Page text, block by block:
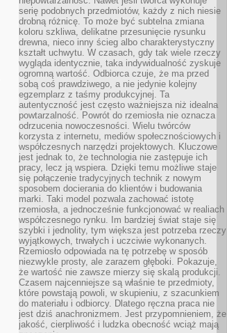
serię podobnych przedmiotów, każdy z nich niesie
drobną różnicę. To może być subtelna zmiana
koloru szkliwa, delikatne przesunięcie rysunku
drewna, nieco inny ścieg albo charakterystyczny
kształt uchwytu. W czasach, gdy tak wiele rzeczy
wygląda identycznie, taka indywidualność zyskuje
ogromną wartość. Odbiorca czuje, że ma przed
sobą coś prawdziwego, a nie jedynie kolejny
egzemplarz z taśmy produkcyjnej. Ta
autentyczność jest często ważniejsza niż idealna
powtarzalność. Powrót do rzemiosła nie oznacza
odrzucenia nowoczesności. Wielu twórców
korzysta z internetu, mediów społecznościowych i
współczesnych narzędzi projektowych. Kluczowe
jest jednak to, że technologia nie zastępuje ich
pracy, lecz ją wspiera. Dzięki temu możliwe staje
się połączenie tradycyjnych technik z nowym
sposobem docierania do klientów i budowania
marki. Taki model pozwala zachować istotę
rzemiosła, a jednocześnie funkcjonować w realiach
współczesnego rynku. Im bardziej świat staje się
szybki i jednolity, tym większa jest potrzeba rzeczy
wyjątkowych, trwałych i uczciwie wykonanych.
Rzemiosło odpowiada na tę potrzebę w sposób
niezwykle prosty, ale zarazem głęboki. Pokazuje,
że wartość nie zawsze mierzy się skalą produkcji.
Czasem najcenniejsze są właśnie te przedmioty,
które powstają powoli, w skupieniu, z szacunkiem
do materiału i odbiorcy. Dlatego ręczna praca nie
jest dziś anachronizmem. Jest przypomnieniem, że
jakość, cierpliwość i ludzka obecność wciąż mają